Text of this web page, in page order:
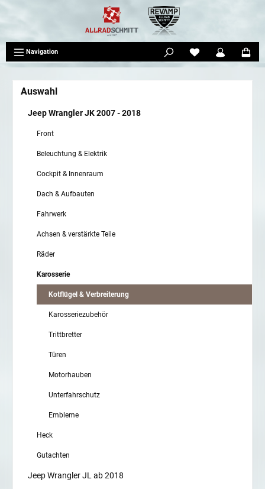
Navigation
Auswahl
Jeep Wrangler JK 2007 - 2018
Front
Beleuchtung & Elektrik
Cockpit & Innenraum
Dach & Aufbauten
Fahrwerk
Achsen & verstärkte Teile
Räder
Karosserie
Kotflügel & Verbreiterung
Karosseriezubehör
Trittbretter
Türen
Motorhauben
Unterfahrschutz
Embleme
Heck
Gutachten
Jeep Wrangler JL ab 2018